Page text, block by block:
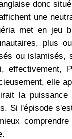
donc
une
met en jeu
plus
ou islamisés,
effectivement,
elle
la
Si l'épisode